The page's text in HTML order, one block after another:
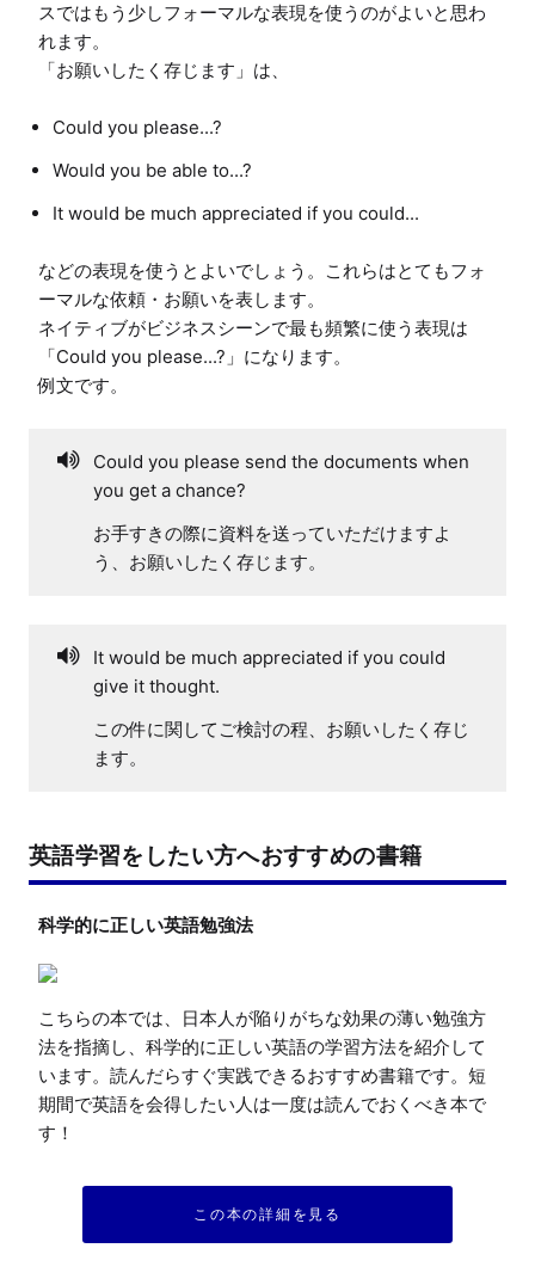
スではもう少しフォーマルな表現を使うのがよいと思わ
れます。
Could you please...?
Would you be able to...?
It would be much appreciated if you could...
などの表現を使うとよいでしょう。これらはとてもフォ
ーマルな依頼・お願いを表します。
ネイティブがビジネスシーンで最も頻繁に使う表現は
「Could you please...?」になります。
Could you please send the documents when
you get a chance?
お手すきの際に資料を送っていただけますよ
う、お願いしたく存じます。
It would be much appreciated if you could
give it thought.
この件に関してご検討の程、お願いしたく存じ
ます。
英語学習をしたい方へおすすめの書籍
科学的に正しい英語勉強法
こちらの本では、日本人が陥りがちな効果の薄い勉強方
法を指摘し、科学的に正しい英語の学習方法を紹介して
います。読んだらすぐ実践できるおすすめ書籍です。短
期間で英語を会得したい人は一度は読んでおくべき本で
す！
この本の詳細を見る